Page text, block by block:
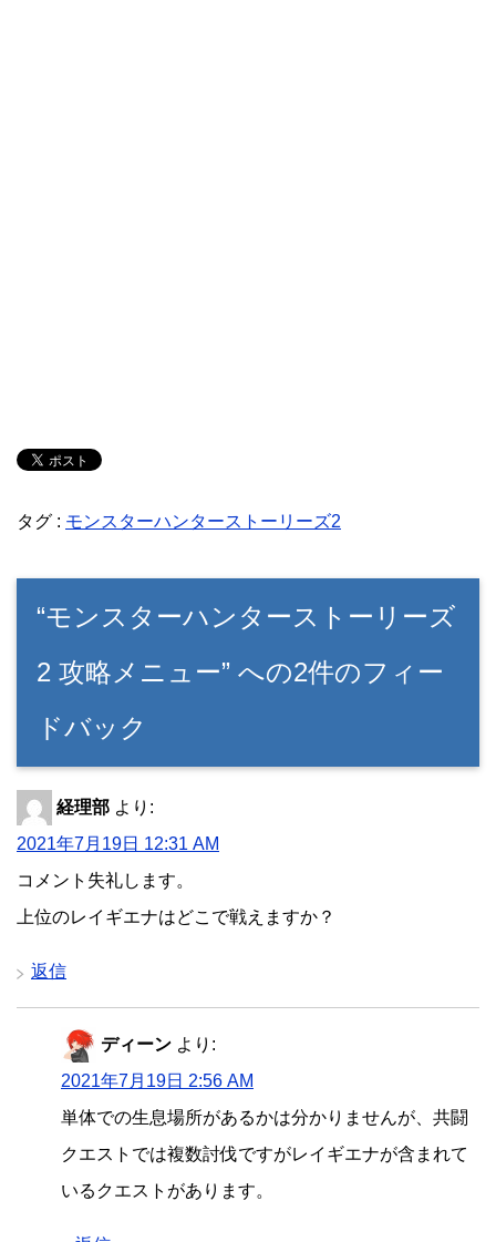
タグ : モンスターハンターストーリーズ2
“モンスターハンターストーリーズ
2 攻略メニュー” への2件のフィー
ドバック
経理部 より:
2021年7月19日 12:31 AM
コメント失礼します。
上位のレイギエナはどこで戦えますか？
返信
ディーン より:
2021年7月19日 2:56 AM
単体での生息場所があるかは分かりませんが、共闘
クエストでは複数討伐ですがレイギエナが含まれて
いるクエストがあります。